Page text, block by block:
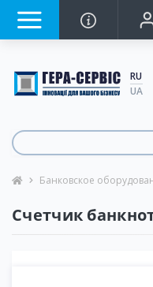
RU
UA
Банковское
Счетчик